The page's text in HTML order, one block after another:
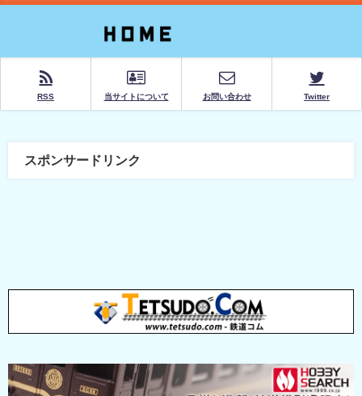
RSS 当サイトについて お問い合わせ Twitter
スポンサードリンク